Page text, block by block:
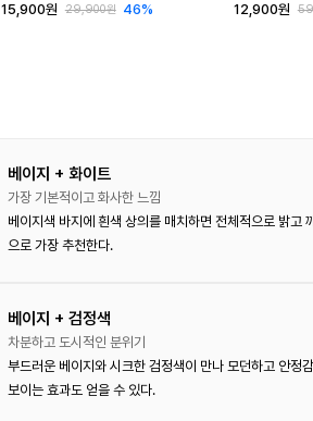
15,900원
29,900원 46%
12,900원
베이지 + 화이트
가장 기본적이고 화사한 느낌
베이지색 바지에 흰색 상의를 매치하면 전체적으로 밝고
으로 가장 추천한다.
베이지 + 검정색
차분하고 도시적인 분위기
부드러운 베이지와 시크한 검정색이 만나 모던하고 안정
보이는 효과도 얻을 수 있다.